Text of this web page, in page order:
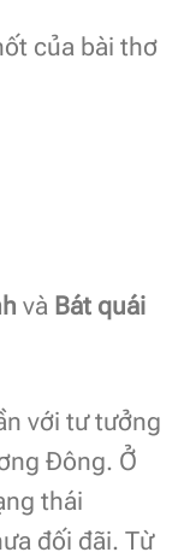
của bài thơ
và Bát quái
với tư tưởng
Đông. Ở
thái
đối đãi. Từ